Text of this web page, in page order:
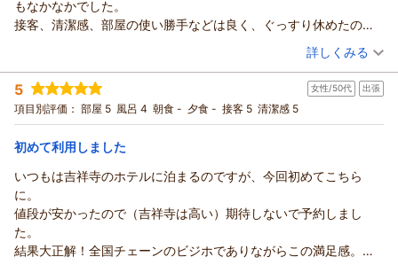
三鷹駅からのアクセスの良さや館内の清潔さ、アメニティにご
満足いただけたようで、大変嬉しく思っております。また、朝
食のシズラーで新鮮な野菜をお楽しみいただけたとのこと、何
よりでございます。
今後もお客様が安心して快適にお過ごしいただけるホテルであ
るようサービスの向上に励んで参ります。
またのお客様のご宿泊をスタッフ一同、心よりお待ちしており
ます。
（返信日：2026/07/11）
もなかなかでした。
接客、清潔感、部屋の使い勝手などは良く、ぐっすり休めたの
（投稿日：2026/07/03）
宿泊時期： 2026年05月宿泊 (夫婦旅行)
投稿者： もっこ師匠さん
宿泊プラン： 【素泊り】宿泊以外は不要・シンプルステイプラン
食事なし
宿泊価格帯： 6,001～7,000円(大人一人あたり/税込)
リッチモンドホテル東京武蔵野からの返信
この度はリッチモンドホテル東京武蔵野にご宿泊いただき誠に
ありがとうございます。
大事な資格取得試験での拠点として数あるホテルの中から当館
をご利用いただき、また資格を予定通りに取得できたとお伺い
詳しくみる
5 女性/50代 出張
項目別評価： 部屋 5 風呂 4 朝食 - 夕食 - 接客 5 清潔感 5
初めて利用しました
いつもは吉祥寺のホテルに泊まるのですが、今回初めてこちら
に。
値段が安かったので（吉祥寺は高い）期待しないで予約しまし
た。
結果大正解！全国チェーンのビジホでありながらこの満足感。